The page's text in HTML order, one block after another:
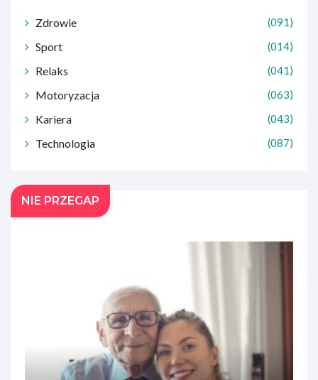
Zdrowie (091)
Sport (014)
Relaks (041)
Motoryzacja (063)
Kariera (043)
Technologia (087)
NIE PRZEGAP